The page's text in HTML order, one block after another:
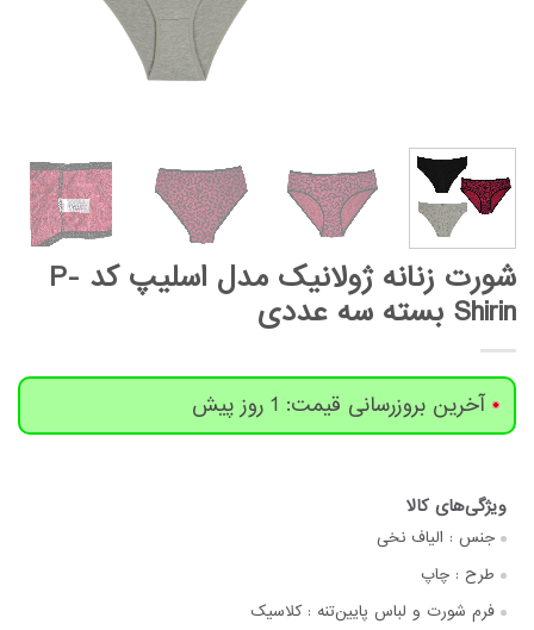
شورت زنانه ژولانیک مدل اسلیپ کد P-
Shirin بسته سه عددی
آخرین بروزرسانی قیمت: 1 روز پیش
جنس : الیاف نخی
طرح : چاپ
فرم شورت و لباس پایین‌تنه : کلاسیک